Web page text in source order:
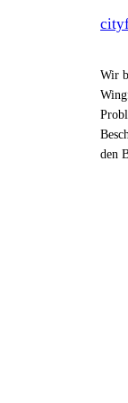
Wir
den